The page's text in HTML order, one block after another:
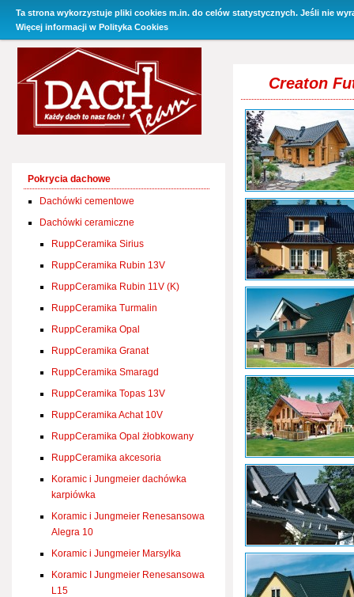
Ta strona wykorzystuje pliki cookies m.in. do celów statystycznych. Jeśli nie
Więcej informacji w Polityka Cookies
O Firmie Promocje Oferta Baza wiedzy Kontakt i
Pokrycia dachowe
Dachówki cementowe
Dachówki ceramiczne
RuppCeramika Sirius
RuppCeramika Rubin 13V
RuppCeramika Rubin 11V (K)
RuppCeramika Turmalin
RuppCeramika Opal
RuppCeramika Granat
RuppCeramika Smaragd
RuppCeramika Topas 13V
RuppCeramika Achat 10V
RuppCeramika Opal żłobkowany
RuppCeramika akcesoria
Koramic i Jungmeier dachówka
karpiówka
Koramic i Jungmeier Renesansowa
Alegra 10
Koramic i Jungmeier Marsylka
Koramic I Jungmeier Renesansowa
L15
Creaton